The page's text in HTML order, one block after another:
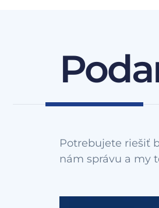
Potrebujete riešiť